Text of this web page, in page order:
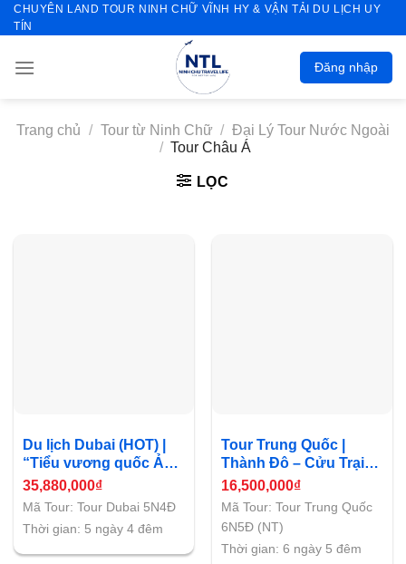
Skip
to
CHUYÊN LAND TOUR NINH CHỮ VĨNH HY & VẬN TẢI DU LỊCH UY
TÍN
Đăng nhập
Trang chủ / Tour từ Ninh Chữ / Đại Lý Tour Nước Ngoài
/ Tour Châu Á
LỌC
Du lịch Dubai (HOT) |
“Tiểu vương quốc Ả
Rập – Vùng đất vàng”
35,880,000₫
Mã Tour: Tour Dubai 5N4Đ
Thời gian: 5 ngày 4 đêm
Tour Trung Quốc |
Thành Đô – Cửu Trại
Câu – Đô Giang Yến –
Huyện Mậu – Gia Cô
16,500,000₫
Mã Tour: Tour Trung Quốc
6N5Đ (NT)
Thời gian: 6 ngày 5 đêm